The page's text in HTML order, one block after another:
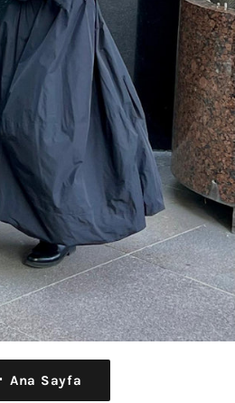
Ana Sayfa